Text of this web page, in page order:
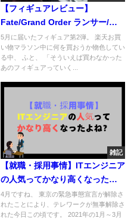
【フィギュアレビュー】
Fate/Grand Order ランサー/カ
イニス その勇ましさ◎
5月に届いたフィギュア第2弾。 楽天お買
い物マラソン中に何を買おうか物色してい
る中、 ふと、 「そういえば買わなかった
あのフィギュアっていく...
雑記
【就職・採用事情】ITエンジニア
の人気ってかなり高くなったよ
ね？
4月ですね、 東京の緊急事態宣言が解除さ
れたことにより、テレワークが無事解除さ
れた今日この頃です。 2021年の1月～3月